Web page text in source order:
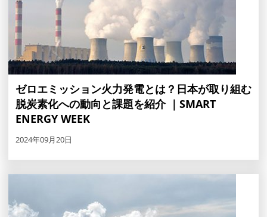
ゼロエミッション火力発電とは？日本が取り組む
脱炭素化への動向と課題を紹介 ｜SMART
ENERGY WEEK
2024年09月20日